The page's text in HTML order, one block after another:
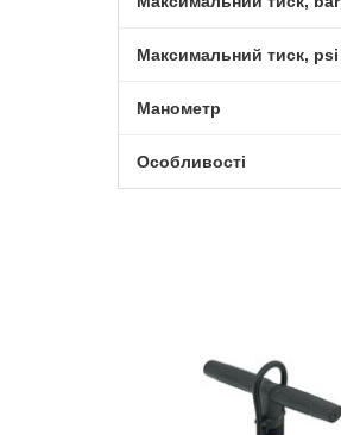
Максимальний тиск, psi
Манометр
Особливості